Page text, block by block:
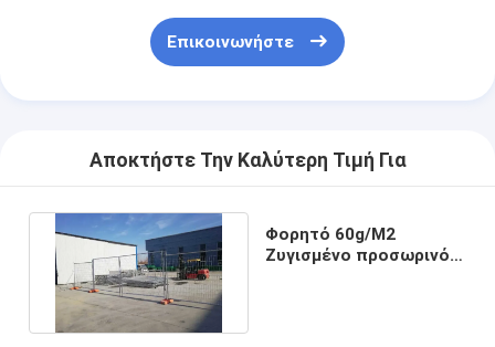
Επικοινωνήστε
Αποκτήστε Την Καλύτερη Τιμή Για
Φορητό 60g/M2
Ζυγισμένο προσωρινό